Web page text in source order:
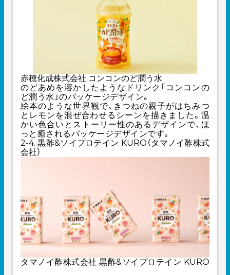
赤穂化成株式会社 コンコンのど潤う水
のどあめを溶かしたようなドリンク「コンコンの
ど潤う水」のパッケージデザイン。
絵本のような世界観で、きつねの親子がはちみつ
とレモンを混ぜ合わせるシーンを描きました。温
かい色合いとストーリー性のあるデザインで、ほ
っと癒されるパッケージデザインです。
2-4. 黒酢&ソイプロテイン KURO（タマノイ酢株式
会社）
タマノイ酢株式会社 黒酢&ソイプロテイン KURO